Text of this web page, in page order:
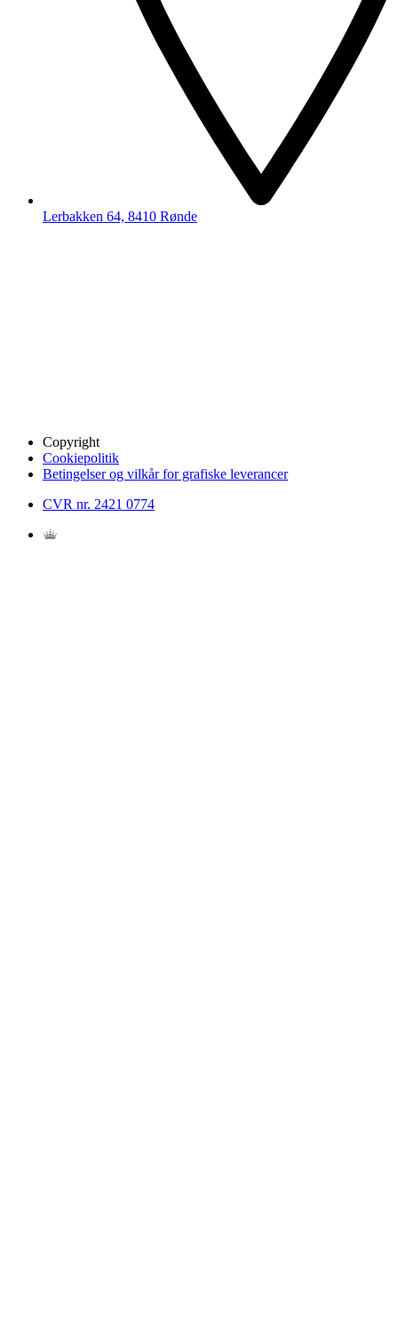
Lerbakken 64, 8410 Rønde
Copyright
Cookiepolitik
Betingelser og vilkår for grafiske leverancer
CVR nr. 2421 0774